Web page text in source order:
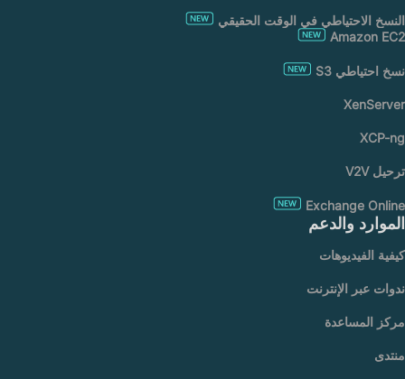
النسخ الاحتياطي في الوقت الحقيقي
Amazon EC2
نسخ احتياطي S3
XenServer
XCP-ng
ترحيل V2V
Exchange Online
الموارد والدعم
كيفية الفيديوهات
ندوات عبر الإنترنت
مركز المساعدة
منتدى